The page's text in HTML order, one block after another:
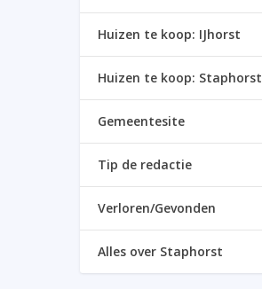
Huizen te koop: IJhorst
Huizen te koop: Staphorst
Gemeentesite
Tip de redactie
Verloren/Gevonden
Alles over Staphorst